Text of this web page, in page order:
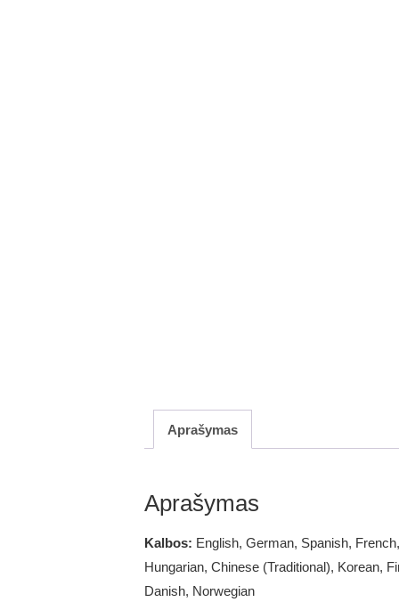
Aprašymas
Aprašymas
Kalbos: English, German, Spanish,
Hungarian, Chinese (Traditional), Korean,
Danish, Norwegian